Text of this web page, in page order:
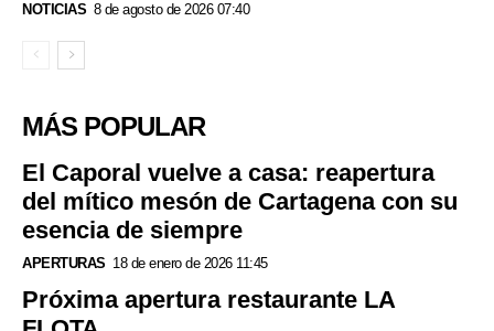
NOTICIAS 8 de agosto de 2026 07:40
MÁS POPULAR
El Caporal vuelve a casa: reapertura
del mítico mesón de Cartagena con su
esencia de siempre
APERTURAS 18 de enero de 2026 11:45
Próxima apertura restaurante LA